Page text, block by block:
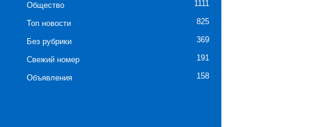
Общество 1111
Топ новости 825
Без рубрики 369
Свежий номер 191
Объявления 158